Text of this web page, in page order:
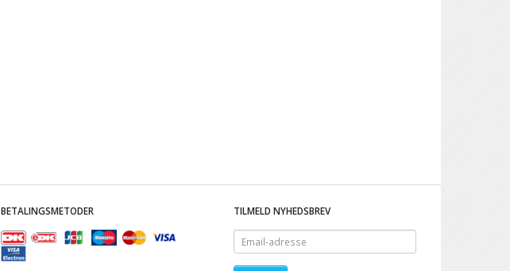
BETALINGSMETODER
TILMELD NYHEDSBREV
Email-
adresse